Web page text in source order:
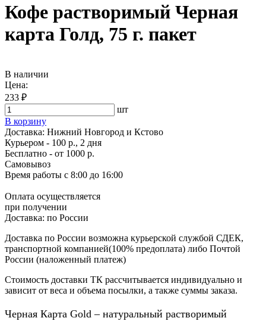
Кофе растворимый Черная
карта Голд, 75 г. пакет
В наличии
Цена:
233 ₽
шт
В корзину
Доставка: Нижний Новгород и Кстово
Курьером - 100 р., 2 дня
Бесплатно - от 1000 р.
Самовывоз
Время работы с 8:00 до 16:00
Оплата осуществляется
при получении
Доставка: по России
Доставка по России возможна курьерской службой СДЕК,
транспортной компанией(100% предоплата) либо Почтой
России (наложенный платеж)
Стоимость доставки ТК рассчитывается индивидуально и
зависит от веса и объема посылки, а также суммы заказа.
Черная Карта Gold – натуральный растворимый